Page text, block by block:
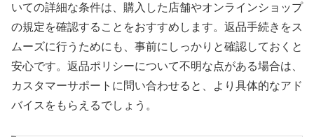
いての詳細な条件は、購入した店舗やオンラインショップ
の規定を確認することをおすすめします。返品手続きをス
ムーズに行うためにも、事前にしっかりと確認しておくと
安心です。返品ポリシーについて不明な点がある場合は、
カスタマーサポートに問い合わせると、より具体的なアド
バイスをもらえるでしょう。